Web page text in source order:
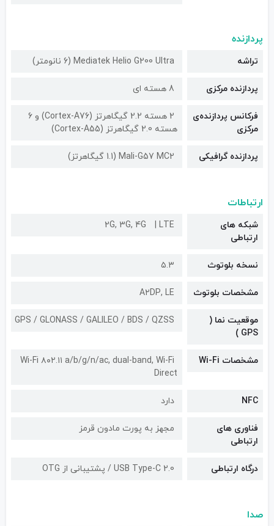
پردازنده
تراشه Mediatek Helio G200 Ultra (6 نانومتر)
پردازنده مرکزی 8 هسته ای
فرکانس پردازنده‌ی
مرکزی
2 هسته 2.2 گیگاهرتز (Cortex-A76) و 6
هسته 2.0 گیگاهرتز (Cortex-A55)
پردازنده گرافیکی Mali-G57 MC2 (1.1 گیگاهرتز)
ارتباطات
شبکه های
ارتباطی
2G, 3G, 4G LTE
نسخه بلوتوث ۵.۳
مشخصات بلوتوث A۲DP, LE
موقعیت نما (
GPS )
GPS / GLONASS / GALILEO / BDS / QZSS
مشخصات Wi-Fi
Wi-Fi ۸۰۲.۱۱ a/b/g/n/ac, dual-band, Wi-Fi
Direct
NFC دارد
فناوری های
ارتباطی
مجهز به پورت مادون قرمز
درگاه ارتباطی USB Type-C 2.0 / پشتیبانی از OTG
صدا